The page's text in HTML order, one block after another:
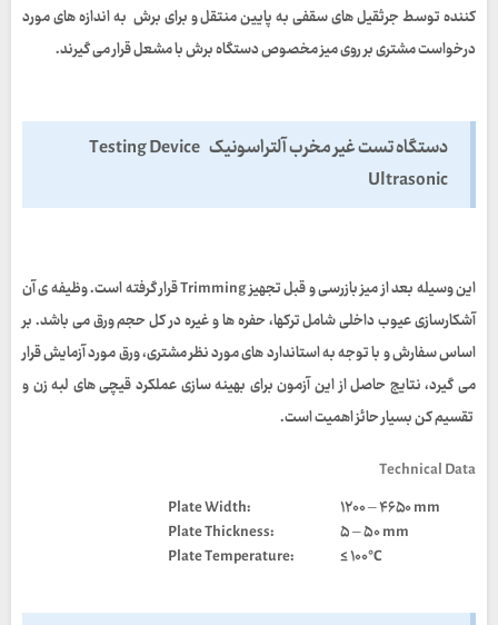
کننده توسط جرثقیل های سقفی به پایین منتقل و برای برش به اندازه های مورد
درخواست مشتری بر روی میز مخصوص دستگاه برش با مشعل قرار می گیرند.
دستگاه تست غیر مخرب آلتراسونیک Testing Device
Ultrasonic
این وسیله بعد از میز بازرسی و قبل تجهیزTrimmingقرار گرفته است. وظیفه ی آن
آشکارسازی عیوب داخلی شامل ترکها، حفره ها و غیره در کل حجم ورق می باشد. بر
اساس سفارش و با توجه به استاندارد های مورد نظر مشتری، ورق مورد آزمایش قرار
می گیرد، نتایج حاصل از این آزمون برای بهینه سازی عملکرد قیچی های لبه زن و
تقسیم کن بسیار حائز اهمیت است.
Technical Data
۱۲۰۰ – ۴۶۵۰ mm
:Plate Width
۵ – ۵۰ mm
Plate Thickness:
≤ ۱۰۰°C
:Plate Temperature